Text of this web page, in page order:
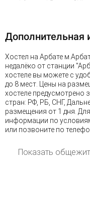
Дополнительная
Хостел на Арбате
недалёко от станции
хостеле вы можете с
до 8 мест. Цены на
хостеле предусмотрено
стран: РФ, РБ, СНГ,
размещения от 1 дня.
информации по
или позвоните по
Показать